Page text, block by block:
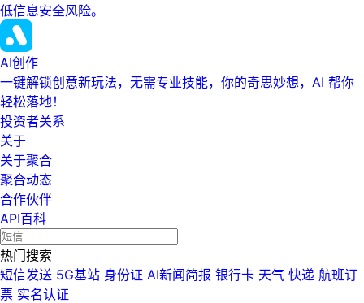
低信息安全风险。
AI创作
一键解锁创意新玩法，无需专业技能，你的奇思妙想，AI 帮你
轻松落地！
投资者关系
关于
关于聚合
聚合动态
合作伙伴
API百科
热门搜索
短信发送 5G基站 身份证 AI新闻简报 银行卡 天气 快递 航班订
票 实名认证